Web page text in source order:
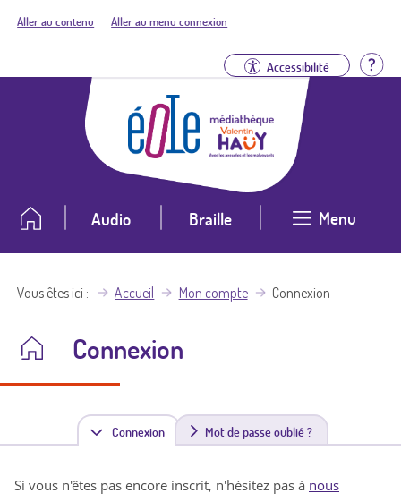
Aller au contenu Aller au menu connexion
Accessibilité
Audio Braille Menu
Vous êtes ici Accueil Mon compte Connexion
Connexion
Connexion(
n
Mot de passe oublié ?
Si vous n'êtes pas encore inscrit, n'hésitez pas à nous